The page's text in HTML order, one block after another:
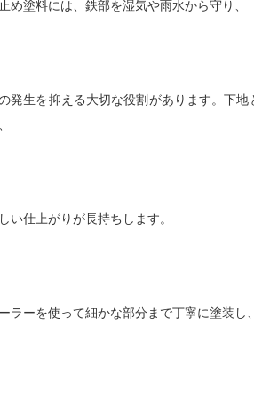
め塗料には、鉄部を湿気や雨水から守り、
発生を抑える大切な役割があります。下
い仕上がりが長持ちします。
ラーを使って細かな部分まで丁寧に塗装し、